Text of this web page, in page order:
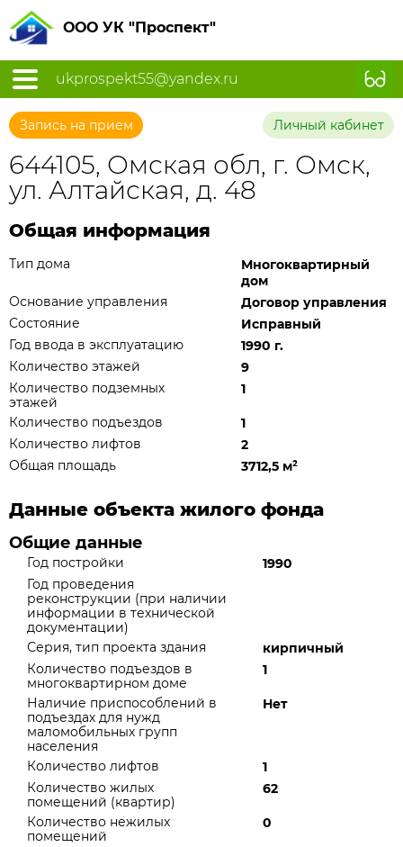
ООО УК "Проспект"
ukprospekt55@yandex.ru
Запись на прием Личный кабинет
644105, Омская обл, г. Омск,
ул. Алтайская, д. 48
Общая информация
Тип дома
Многоквартирный
дом
Основание управления
Договор управления
Состояние
Исправный
Год ввода в эксплуатацию
1990 г.
Количество этажей
9
Количество подземных
этажей
1
Количество подъездов
1
Количество лифтов
2
Общая площадь
3712,5 м²
Данные объекта жилого фонда
Общие данные
Год постройки
1990
Год проведения
реконструкции (при наличии
информации в технической
документации)
Серия, тип проекта здания
кирпичный
Количество подъездов в
многоквартирном доме
1
Наличие приспособлений в
подъездах для нужд
маломобильных групп
населения
Нет
Количество лифтов
1
Количество жилых
помещений (квартир)
62
Количество нежилых
помещений
0